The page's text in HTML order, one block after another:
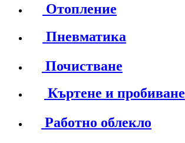
Отопление
Пневматика
Почистване
Къртене и пробиване
Работно облекло